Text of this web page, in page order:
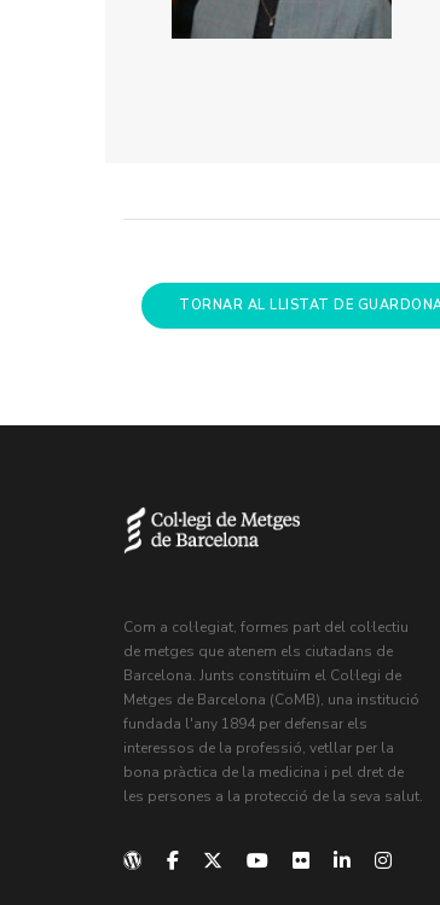
TORNAR AL LLISTAT DE
Com a col·legiat, formes part del col·lectiu
de metges que atenem els ciutadans de
Barcelona. Junts constituïm el Col·legi de
Metges de Barcelona (CoMB), una institució
fundada l'any 1894 per defensar els
interessos de la professió, vetllar per la
bona pràctica de la medicina i pel dret de
les persones a la protecció de la seva salut.